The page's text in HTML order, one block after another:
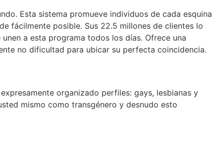
Esta sistema promueve individuos de cada esquina
fácilmente posible. Sus 22.5 millones de clientes lo
a esta programa todos los días. Ofrece una
no dificultad para ubicar su perfecta coincidencia.
organizado perfiles: gays, lesbianas y
mismo como transgénero y desnudo esto